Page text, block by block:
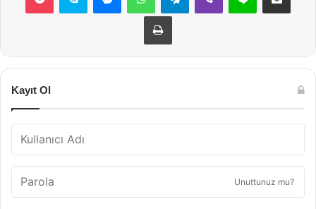
Yazdır
Kayıt Ol
Unuttunuz mu?